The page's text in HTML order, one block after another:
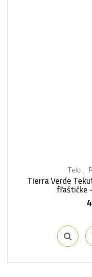
Telo
Tierra Verde
fľaštičke